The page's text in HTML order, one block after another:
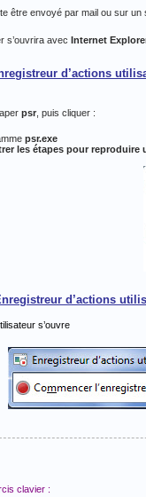
être envoyé par mail ou sur un
s’ouvrira avec Internet
d’actions
psr , puis cliquer :
psr.exe
les étapes pour reproduire
d’actions
s’ouvre
clavier :